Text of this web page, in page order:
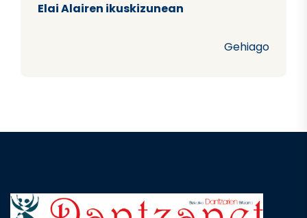
Elai Alairen ikuskizunean
Gehiago